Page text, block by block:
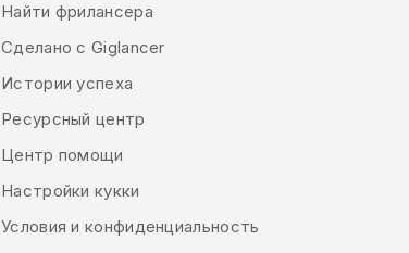
Найти фрилансера
Сделано с Giglancer
Истории успеха
Ресурсный центр
Центр помощи
Настройки кукки
Условия и конфиденциальность